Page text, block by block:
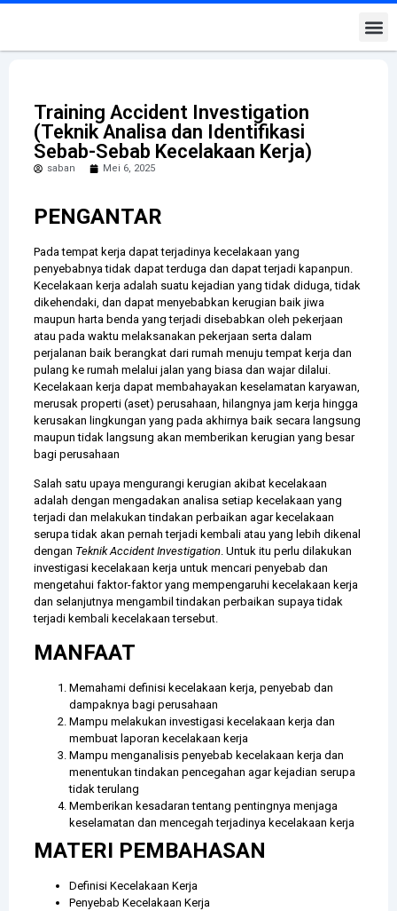
Training Accident Investigation
(Teknik Analisa dan Identifikasi
Sebab-Sebab Kecelakaan Kerja)
saban Mei 6, 2025
PENGANTAR
Pada tempat kerja dapat terjadinya kecelakaan yang
penyebabnya tidak dapat terduga dan dapat terjadi kapanpun.
Kecelakaan kerja adalah suatu kejadian yang tidak diduga, tidak
dikehendaki, dan dapat menyebabkan kerugian baik jiwa
maupun harta benda yang terjadi disebabkan oleh pekerjaan
atau pada waktu melaksanakan pekerjaan serta dalam
perjalanan baik berangkat dari rumah menuju tempat kerja dan
pulang ke rumah melalui jalan yang biasa dan wajar dilalui.
Kecelakaan kerja dapat membahayakan keselamatan karyawan,
merusak properti (aset) perusahaan, hilangnya jam kerja hingga
kerusakan lingkungan yang pada akhirnya baik secara langsung
maupun tidak langsung akan memberikan kerugian yang besar
bagi perusahaan
Salah satu upaya mengurangi kerugian akibat kecelakaan
adalah dengan mengadakan analisa setiap kecelakaan yang
terjadi dan melakukan tindakan perbaikan agar kecelakaan
serupa tidak akan pernah terjadi kembali atau yang lebih dikenal
dengan Teknik Accident Investigation. Untuk itu perlu dilakukan
investigasi kecelakaan kerja untuk mencari penyebab dan
mengetahui faktor-faktor yang mempengaruhi kecelakaan kerja
dan selanjutnya mengambil tindakan perbaikan supaya tidak
terjadi kembali kecelakaan tersebut.
MANFAAT
Memahami definisi kecelakaan kerja, penyebab dan
dampaknya bagi perusahaan
Mampu melakukan investigasi kecelakaan kerja dan
membuat laporan kecelakaan kerja
Mampu menganalisis penyebab kecelakaan kerja dan
menentukan tindakan pencegahan agar kejadian serupa
tidak terulang
Memberikan kesadaran tentang pentingnya menjaga
keselamatan dan mencegah terjadinya kecelakaan kerja
MATERI PEMBAHASAN
Definisi Kecelakaan Kerja
Penyebab Kecelakaan Kerja